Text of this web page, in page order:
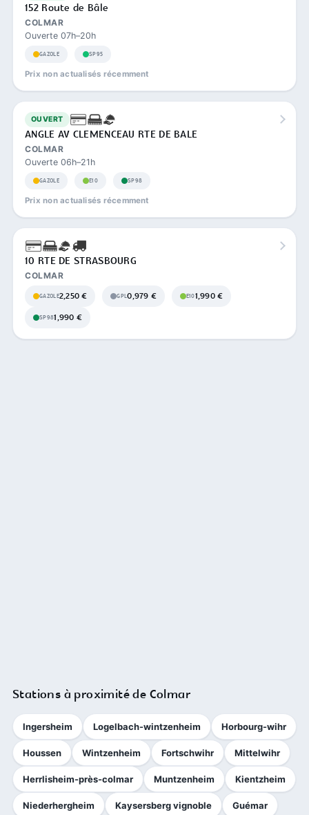
152 Route de Bâle
COLMAR
Ouverte 07h–20h
GAZOLE SP95
Prix non actualisés récemment
OUVERT
ANGLE AV CLEMENCEAU RTE DE BALE
COLMAR
Ouverte 06h–21h
GAZOLE E10 SP98
Prix non actualisés récemment
10 RTE DE STRASBOURG
COLMAR
GAZOLE2,250 € GPL0,979 € E101,990 €
SP981,990 €
Stations à proximité de Colmar
Ingersheim Logelbach-wintzenheim Horbourg-wihr
Houssen Wintzenheim Fortschwihr Mittelwihr
Herrlisheim-près-colmar Muntzenheim Kientzheim
Niederhergheim Kaysersberg vignoble Guémar